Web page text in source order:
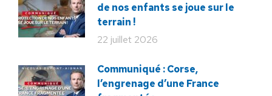
de nos enfants se joue sur le
terrain !
22 juillet 2026
Communiqué : Corse,
l’engrenage d’une France